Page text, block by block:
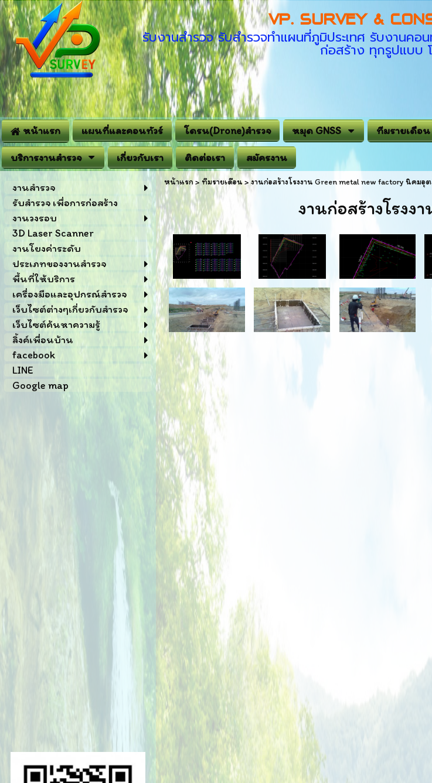
VP. SURVEY &
รับงานสำรวจ รับสำรวจทำแผนที่ภูมิประเทศ รับงานค
ก่อสร้าง ทุกรูปแบบ
หน้าแรก แผนที่และคอนทัวร์ โดรน(Drone)สำรวจ หมุด GNSS ทีมรายเดือน
บริการงานสำรวจ เกี่ยวกับเรา ติดต่อเรา สมัครงาน
งานสำรวจ
รับสำรวจ เพื่อการก่อสร้าง
งานวงรอบ
3D Laser Scanner
งานโยงค่าระดับ
ประเภทของงานสำรวจ
พื้นที่ให้บริการ
เครื่องมือและอุปกรณ์สำรวจ
เว็บไซต์ต่างๆเกี่ยวกับสำรวจ
เว็บไซต์ค้นหาความรู้
ลิ้งค์เพื่อนบ้าน
facebook
LINE
Google map
หน้าแรก> ทีมรายเดือน> งานก่อสร้างโรงงาน Green metal new factory นิคม
งานก่อสร้างโรง